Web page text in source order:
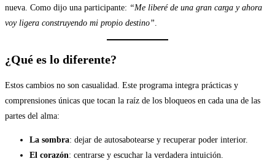
nueva. Como dijo una participante: “Me liberé de una gran carga y ahora
voy ligera construyendo mi propio destino”.
¿Qué es lo diferente?
Estos cambios no son casualidad. Este programa integra prácticas y
comprensiones únicas que tocan la raíz de los bloqueos en cada una de las
partes del alma:
La sombra: dejar de autosabotearse y recuperar poder interior.
El corazón: centrarse y escuchar la verdadera intuición.